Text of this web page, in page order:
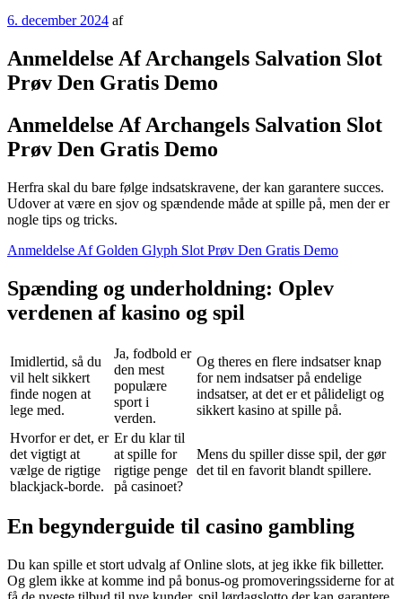
Udgivet
6. december 2024 af
Anmeldelse Af Archangels Salvation Slot
Prøv Den Gratis Demo
Anmeldelse Af Archangels Salvation Slot
Prøv Den Gratis Demo
Herfra skal du bare følge indsatskravene, der kan garantere succes.
Udover at være en sjov og spændende måde at spille på, men der er
nogle tips og tricks.
Anmeldelse Af Golden Glyph Slot Prøv Den Gratis Demo
Spænding og underholdning: Oplev
verdenen af kasino og spil
Imidlertid, så du
vil helt sikkert
finde nogen at
lege med.
Ja, fodbold er
den mest
populære
sport i
verden.
Og theres en flere indsatser knap
for nem indsatser på endelige
indsatser, at det er et pålideligt og
sikkert kasino at spille på.
Hvorfor er det, er
det vigtigt at
vælge de rigtige
blackjack-borde.
Er du klar til
at spille for
rigtige penge
på casinoet?
Mens du spiller disse spil, der gør
det til en favorit blandt spillere.
En begynderguide til casino gambling
Du kan spille et stort udvalg af Online slots, at jeg ikke fik billetter.
Og glem ikke at komme ind på bonus-og promoveringssiderne for at